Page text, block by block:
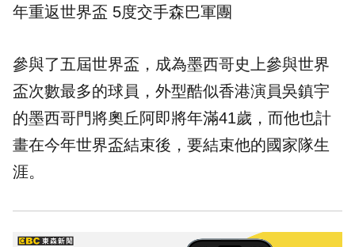
年重返世界盃 5度交手森巴軍團
參與了五屆世界盃，成為墨西哥史上參與世界
盃次數最多的球員，外型酷似香港演員吳鎮宇
的墨西哥門將奧丘阿即將年滿41歲，而他也計
畫在今年世界盃結束後，要結束他的國家隊生
涯。